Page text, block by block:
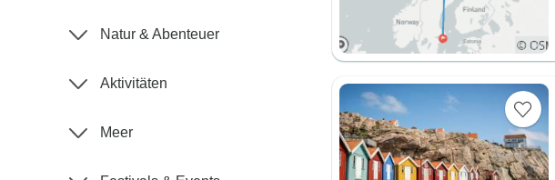
Natur & Abenteuer
Aktivitäten
Meer